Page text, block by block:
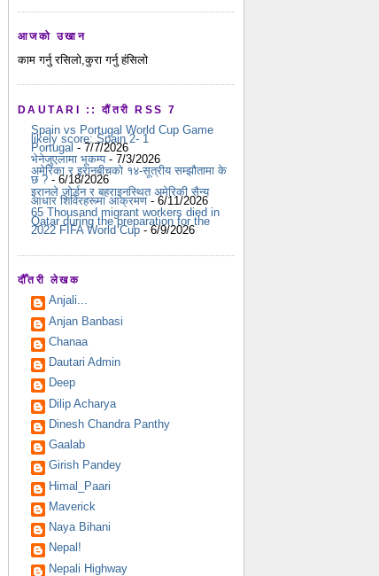
आजको उखान
काम गर्नु रसिलो,कुरा गर्नु हंसिलो
DAUTARI :: दौंतरी RSS 7
Spain vs Portugal World Cup Game
likely score: Spain 2- 1
Portugal - 7/7/2026
भेनेजुएलामा भूकम्प- 7/3/2026
अमेरिका र इरानबीचको १४-सूत्रीय सम्झौतामा के
छ ? - 6/18/2026
इरानले जोर्डन र बहराइनस्थित अमेरिकी सैन्य
आधार शिविरहरूमा आक्रमण- 6/11/2026
65 Thousand migrant workers died in
Qatar during the preparation for the
2022 FIFA World Cup - 6/9/2026
दौँतरी लेखक
Anjali...
Anjan Banbasi
Chanaa
Dautari Admin
Deep
Dilip Acharya
Dinesh Chandra Panthy
Gaalab
Girish Pandey
Himal_Paari
Maverick
Naya Bihani
Nepal!
Nepali Highway